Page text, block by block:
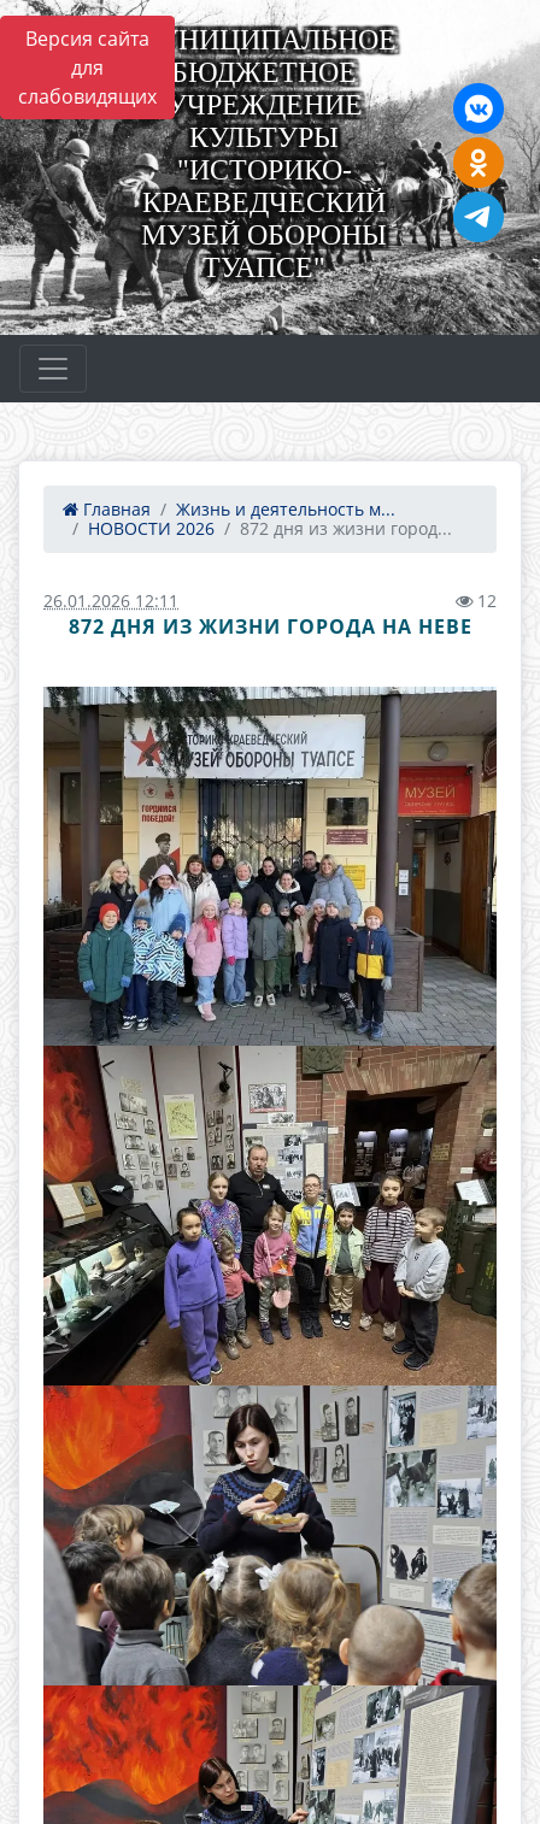
Версия сайта
для
слабовидящих
МУНИЦИПАЛЬНОЕ
БЮДЖЕТНОЕ
УЧРЕЖДЕНИЕ
КУЛЬТУРЫ
"ИСТОРИКО-
КРАЕВЕДЧЕСКИЙ
МУЗЕЙ ОБОРОНЫ
ТУАПСЕ"
Главная
Жизнь и деятельность м...
НОВОСТИ 2026
872 дня из жизни город...
26.01.2026 12:11 12
872 ДНЯ ИЗ ЖИЗНИ ГОРОДА НА НЕВЕ